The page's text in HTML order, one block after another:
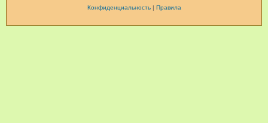
Конфиденциальность| Правила